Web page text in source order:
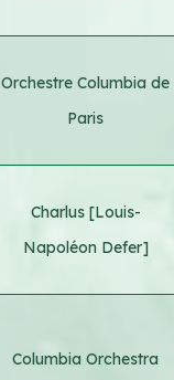
Orchestre Columbia de
Paris
Charlus [Louis-
Napoléon Defer]
Columbia Orchestra